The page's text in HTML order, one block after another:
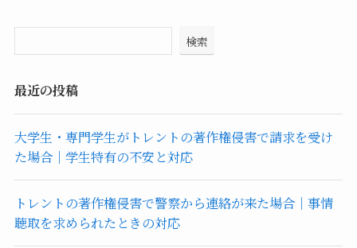
検索
最近の投稿
大学生・専門学生がトレントの著作権侵害で請求を受け
た場合｜学生特有の不安と対応
トレントの著作権侵害で警察から連絡が来た場合｜事情
聴取を求められたときの対応